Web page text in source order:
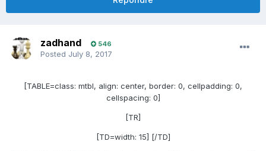
zadhand 546
Posted July 8, 2017
[TABLE=class: mtbl, align: center, border: 0, cellpadding: 0,
cellspacing: 0]
[TR]
[TD=width: 15] [/TD]